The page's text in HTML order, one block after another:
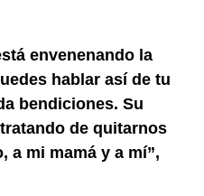
envenenando la
hablar así de tu
bendiciones. Su
de quitarnos
a mi mamá y a mí”,